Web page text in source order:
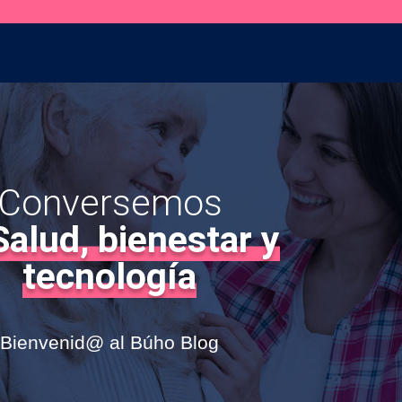
bienestar y
tecnología
Bienvenid@ al Búho Blog